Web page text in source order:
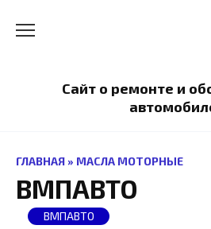
содержанию
Сайт о ремонте и
ГЛАВНАЯ » МАСЛА МОТОРНЫЕ
ВМПАВТО
ВМПАВТО